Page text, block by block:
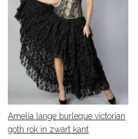
Amelia lange burleque victorian
goth rok in zwart kant